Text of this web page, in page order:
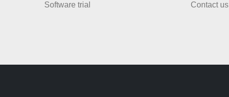
Software trial Contact us